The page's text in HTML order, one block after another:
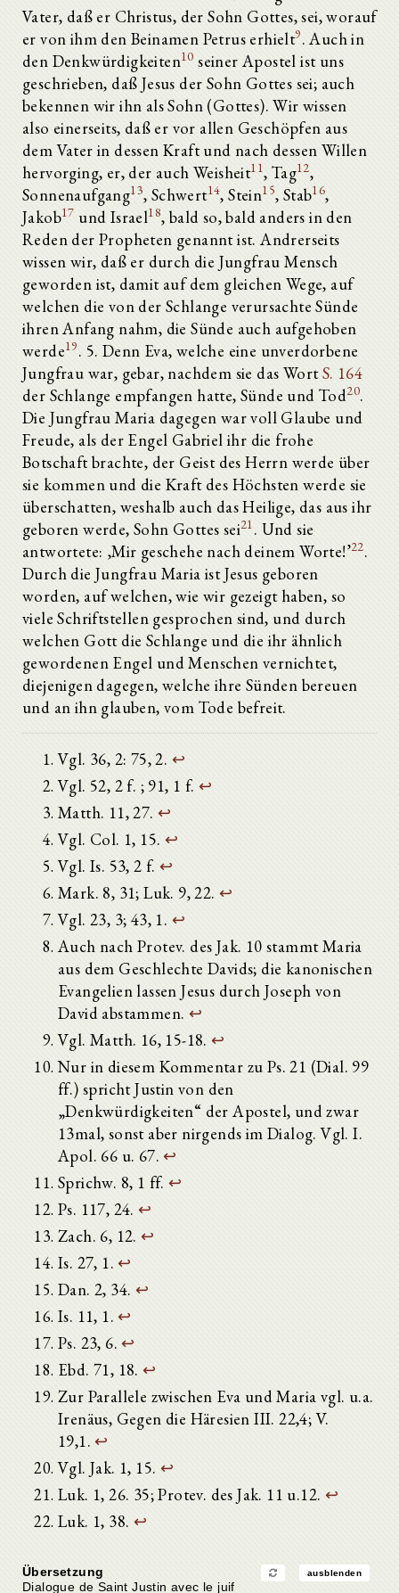
Vater, daß er Christus, der Sohn Gottes, sei, worauf
er von ihm den Beinamen Petrus erhielt9. Auch in
den Denkwürdigkeiten10 seiner Apostel ist uns
geschrieben, daß Jesus der Sohn Gottes sei; auch
bekennen wir ihn als Sohn (Gottes). Wir wissen
also einerseits, daß er vor allen Geschöpfen aus
dem Vater in dessen Kraft und nach dessen Willen
hervorging, er, der auch Weisheit11, Tag12,
Sonnenaufgang13, Schwert14, Stein15, Stab16,
Jakob17 und Israel18, bald so, bald anders in den
Reden der Propheten genannt ist. Andrerseits
wissen wir, daß er durch die Jungfrau Mensch
geworden ist, damit auf dem gleichen Wege, auf
welchen die von der Schlange verursachte Sünde
ihren Anfang nahm, die Sünde auch aufgehoben
werde19. 5. Denn Eva, welche eine unverdorbene
Jungfrau war, gebar, nachdem sie das WortS. 164
der Schlange empfangen hatte, Sünde und Tod20.
Die Jungfrau Maria dagegen war voll Glaube und
Freude, als der Engel Gabriel ihr die frohe
Botschaft brachte, der Geist des Herrn werde über
sie kommen und die Kraft des Höchsten werde sie
überschatten, weshalb auch das Heilige, das aus ihr
geboren werde, Sohn Gottes sei21. Und sie
antwortete: ‚Mir geschehe nach deinem Worte!’22.
Durch die Jungfrau Maria ist Jesus geboren
worden, auf welchen, wie wir gezeigt haben, so
viele Schriftstellen gesprochen sind, und durch
welchen Gott die Schlange und die ihr ähnlich
gewordenen Engel und Menschen vernichtet,
diejenigen dagegen, welche ihre Sünden bereuen
und an ihn glauben, vom Tode befreit.
Vgl. 36, 2: 75, 2. ↩
Vgl. 52, 2 f. ; 91, 1 f. ↩
Matth. 11, 27. ↩
Vgl. Col. 1, 15. ↩
Vgl. Is. 53, 2 f.↩
Mark. 8, 31; Luk. 9, 22. ↩
Vgl. 23, 3; 43, 1. ↩
Auch nach Protev. des Jak. 10 stammt Maria
aus dem Geschlechte Davids; die kanonischen
Evangelien lassen Jesus durch Joseph von
David abstammen. ↩
Vgl. Matth. 16, 15-18. ↩
Nur in diesem Kommentar zu Ps. 21 (Dial. 99
ff.) spricht Justin von den
„Denkwürdigkeiten“ der Apostel, und zwar
13mal, sonst aber nirgends im Dialog. Vgl. I.
Apol. 66 u. 67. ↩
Sprichw. 8, 1 ff.↩
Ps. 117, 24. ↩
Zach. 6, 12. ↩
Is. 27, 1. ↩
Dan. 2, 34. ↩
Is. 11, 1. ↩
Ps. 23, 6. ↩
Ebd. 71, 18. ↩
Zur Parallele zwischen Eva und Maria vgl. u.a.
Irenäus, Gegen die Häresien III. 22,4; V.
19,1. ↩
Vgl. Jak. 1, 15. ↩
Luk. 1, 26. 35; Protev. des Jak. 11 u.12. ↩
Luk. 1, 38. ↩
Übersetzung ausblenden
Dialogue de Saint Justin avec le juif